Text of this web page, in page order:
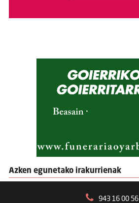
Azken egunetako irakurrienak
943 16 00 56